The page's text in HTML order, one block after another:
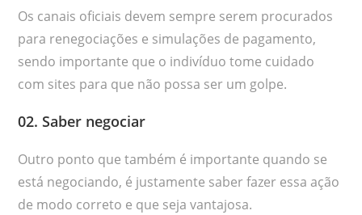
Os canais oficiais devem sempre serem procurados
para renegociações e simulações de pagamento,
sendo importante que o indivíduo tome cuidado
com sites para que não possa ser um golpe.
02. Saber negociar
Outro ponto que também é importante quando se
está negociando, é justamente saber fazer essa ação
de modo correto e que seja vantajosa.